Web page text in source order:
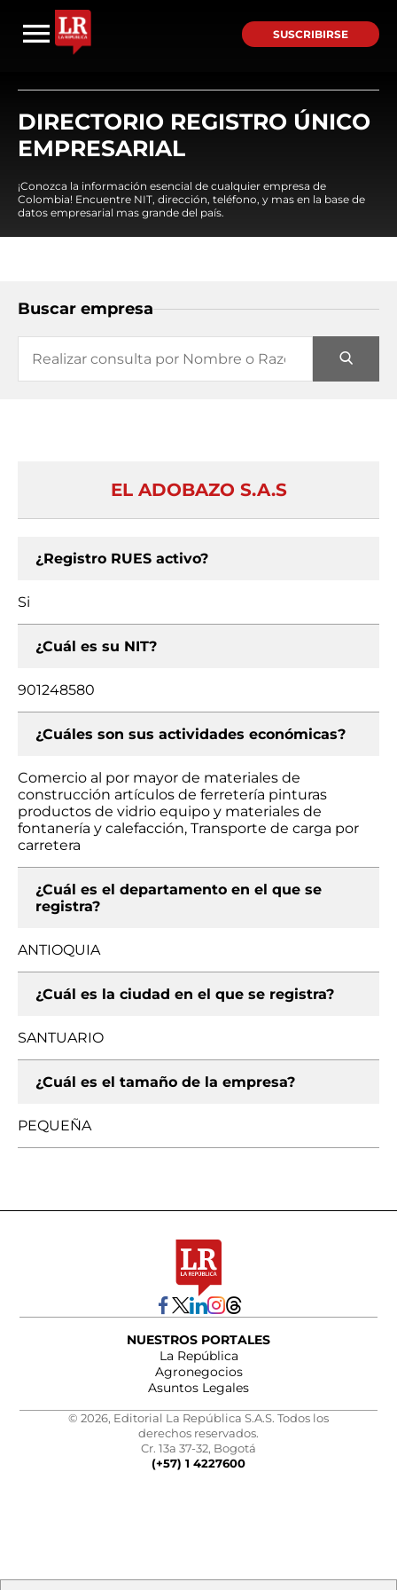
SUSCRIBIRSE
DIRECTORIO REGISTRO ÚNICO
EMPRESARIAL
¡Conozca la información esencial de cualquier empresa de
Colombia! Encuentre NIT, dirección, teléfono, y mas en la base de
datos empresarial mas grande del país.
Buscar empresa
EL ADOBAZO S.A.S
¿Registro RUES activo?
Si
¿Cuál es su NIT?
901248580
¿Cuáles son sus actividades económicas?
Comercio al por mayor de materiales de
construcción artículos de ferretería pinturas
productos de vidrio equipo y materiales de
fontanería y calefacción, Transporte de carga por
carretera
¿Cuál es el departamento en el que se
registra?
ANTIOQUIA
¿Cuál es la ciudad en el que se registra?
SANTUARIO
¿Cuál es el tamaño de la empresa?
PEQUEÑA
NUESTROS PORTALES
La República
Agronegocios
Asuntos Legales
© 2026, Editorial La República S.A.S. Todos los
derechos reservados.
Cr. 13a 37-32, Bogotá
(+57) 1 4227600